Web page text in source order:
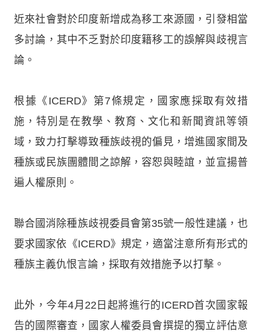
近來社會對於印度新增成為移工來源國，引發相當
多討論，其中不乏對於印度籍移工的誤解與歧視言
論。
根據《ICERD》第7條規定，國家應採取有效措
施，特別是在教學、教育、文化和新聞資訊等領
域，致力打擊導致種族歧視的偏見，增進國家間及
種族或民族團體間之諒解，容恕與睦誼，並宣揚普
遍人權原則。
聯合國消除種族歧視委員會第35號一般性建議，也
要求國家依《ICERD》規定，適當注意所有形式的
種族主義仇恨言論，採取有效措施予以打擊。
此外，今年4月22日起將進行的ICERD首次國家報
告的國際審查，國家人權委員會撰提的獨立評估意